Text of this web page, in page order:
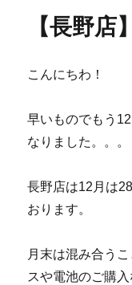
【長野
こんにちわ！
早いものでもう
なりました。。。
長野店は12月は
おります。
月末は混み合う
スや電池のご購